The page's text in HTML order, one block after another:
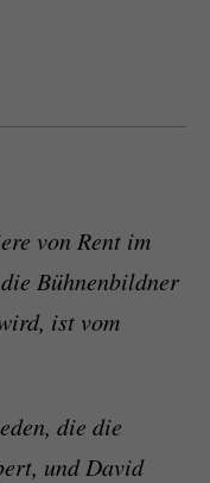
von Rent im
Bühnenbildner
ist vom
die die
und David